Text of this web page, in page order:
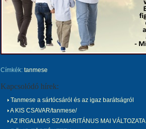
Címkék: tanmese
Kapcsolódó hírek:
Tanmese a sártócsáról és az igaz barátságról
A KIS CSAVAR/tanmese/
AZ IRGALMAS SZAMARITÁNUS MAI VÁLTOZATA